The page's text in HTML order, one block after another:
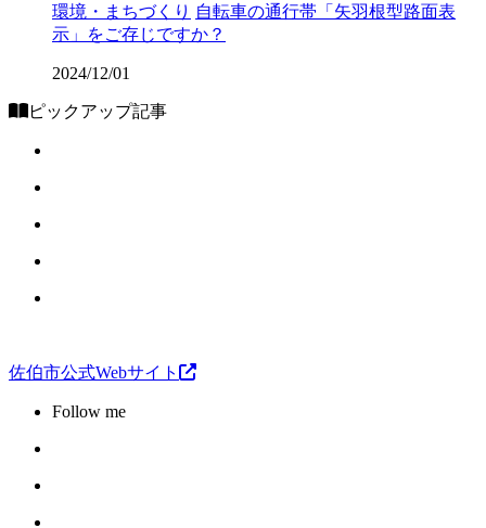
環境・まちづくり 自転車の通行帯「矢羽根型路面表
示」をご存じですか？
2024/12/01
ピックアップ記事
佐伯市公式Webサイト
Follow me